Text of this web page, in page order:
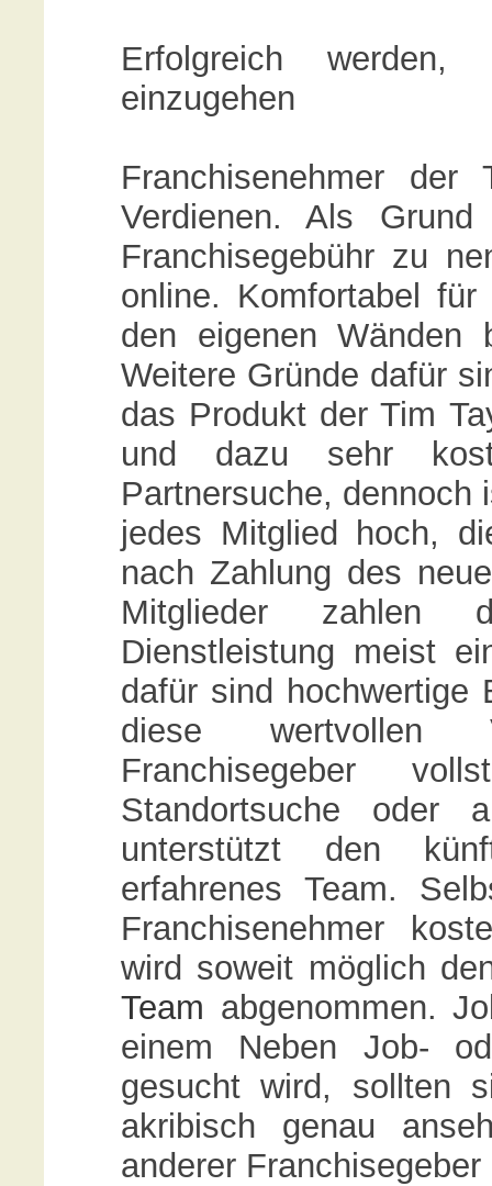
Erfolgreich
einzugehen
Franchisenehmer
Verdienen. Als
Franchisegebühr zu
online. Komfortabel
den eigenen Wänden
Weitere Gründe dafür
das Produkt der Tim
und dazu sehr
Partnersuche, dennoch
jedes Mitglied hoch,
nach Zahlung des
Mitglieder zahlen
Dienstleistung meist
dafür sind hochwertige
diese wertvollen
Franchisegeber
Standortsuche oder
unterstützt den
erfahrenes Team.
Franchisenehmer
wird soweit möglich
Team abgenommen.
einem Neben Job-
gesucht wird, sollten
akribisch genau
anderer